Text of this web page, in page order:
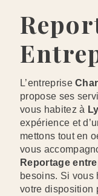
Reportage
L’entreprise
propose ses
vous habitez à
expérience et
mettons tout en
vous
Reportage
besoins. Si vous
votre disposition